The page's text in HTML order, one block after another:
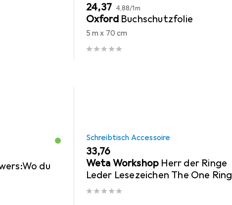
EUR
24,37 EUR
4,88/1m
Oxford Buchschutzfolie
5 m x 70 cm
du
Schreibtisch Accessoire
EUR
33,76
Weta Workshop Herr der Ringe
Leder Lesezeichen The One Ring
Inscription